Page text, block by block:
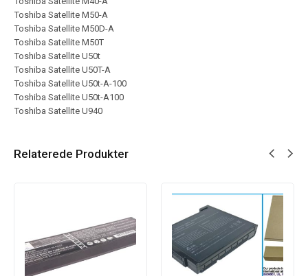
Toshiba Satellite M50-A
Toshiba Satellite M50D-A
Toshiba Satellite M50T
Toshiba Satellite U50t
Toshiba Satellite U50T-A
Toshiba Satellite U50t-A-100
Toshiba Satellite U50t-A100
Toshiba Satellite U940
Relaterede Produkter